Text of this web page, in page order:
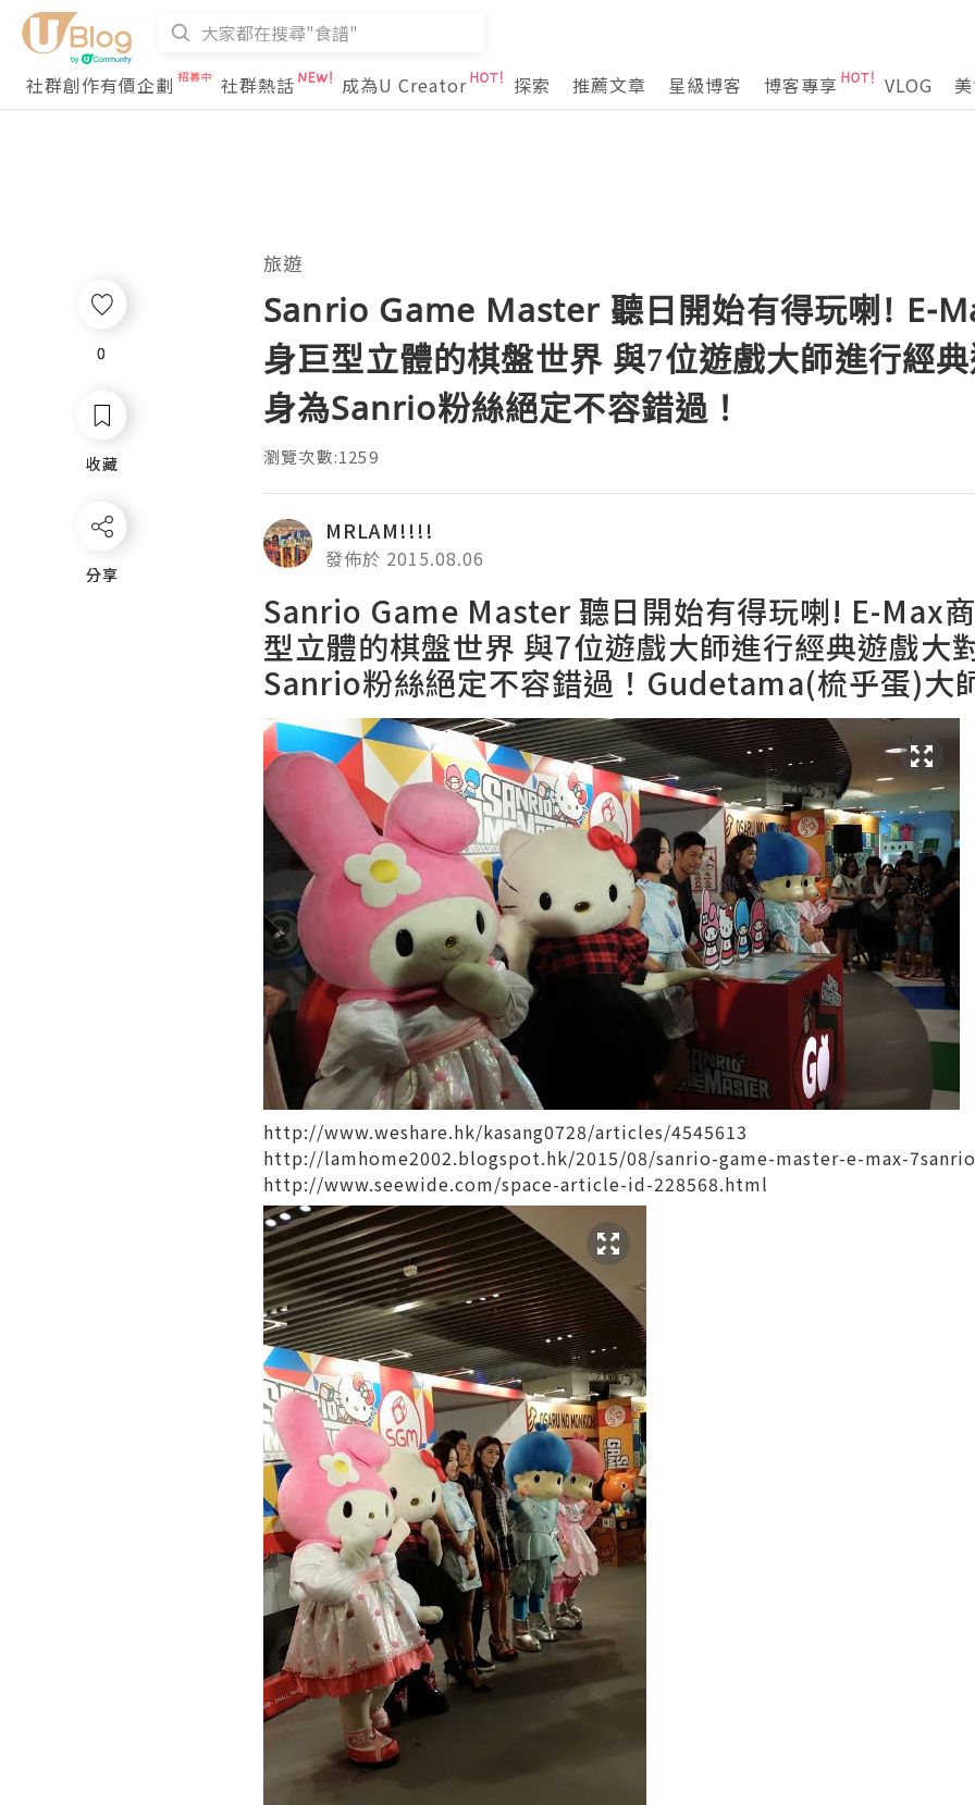
社群創作有價企劃
社群熱話 成為U Creator 探索 推薦文章 星級博客 博客專享 VLOG
0
收藏
分享
旅遊
Sanrio Game Master 聽日開始有得玩喇! E-
身巨型立體的棋盤世界 與7位遊戲大師進行經典
身為Sanrio粉絲絕定不容錯過！
瀏覽次數:1259
MRLAM!!!!
發佈於 2015.08.06
Sanrio Game Master 聽日開始有得玩喇! E-Max
型立體的棋盤世界 與7位遊戲大師進行經典遊戲大
Sanrio粉絲絕定不容錯過！Gudetama(梳乎蛋)大
http://www.weshare.hk/kasang0728/articles/4545613
http://lamhome2002.blogspot.hk/2015/08/sanrio-game-master-e-max-
http://www.seewide.com/space-article-id-228568.html
0
收藏
分享